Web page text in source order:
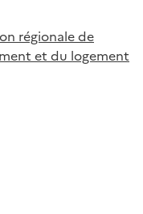
régionale de
et du logement